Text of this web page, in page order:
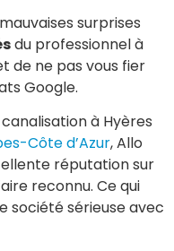
surprises
du professionnel à
de ne pas vous fier
Google.
à Hyères
Côte d’Azur, Allo
réputation sur
reconnu. Ce qui
société sérieuse avec